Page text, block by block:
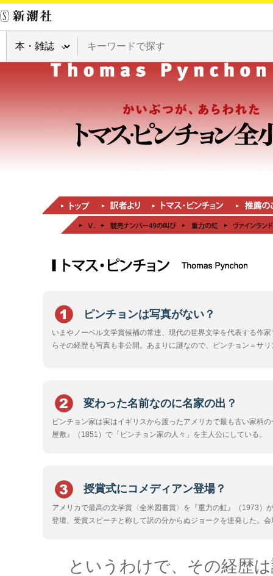
ピンチョンは写真がない？
いまやノーベル文学賞候補の常連、現代の世界文学を代表する作
らその経歴も写真も非公開。あまりに謎なので、ピンチョン＝サ
変わった名前なのに名家の出？
ピンチョン家は実はイギリスから渡ったアメリカで最も古い家柄
屋敷』（1851）で「ピンチョン家の人々」を主人公にしている。
授賞式にコメディアン登場？
アメリカで最高の文学賞〈全米図書賞〉を『重力の虹』（1973）
登壇、受賞スピーチと称して訳の分からぬジョークを連発した。
というわけで、その経歴